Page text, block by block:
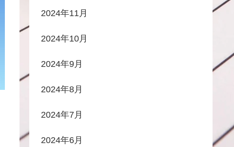
2024年11月
2024年10月
2024年9月
2024年8月
2024年7月
2024年6月